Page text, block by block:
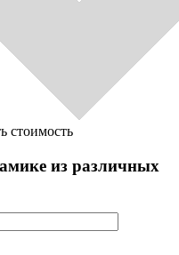
стоимость
из различных